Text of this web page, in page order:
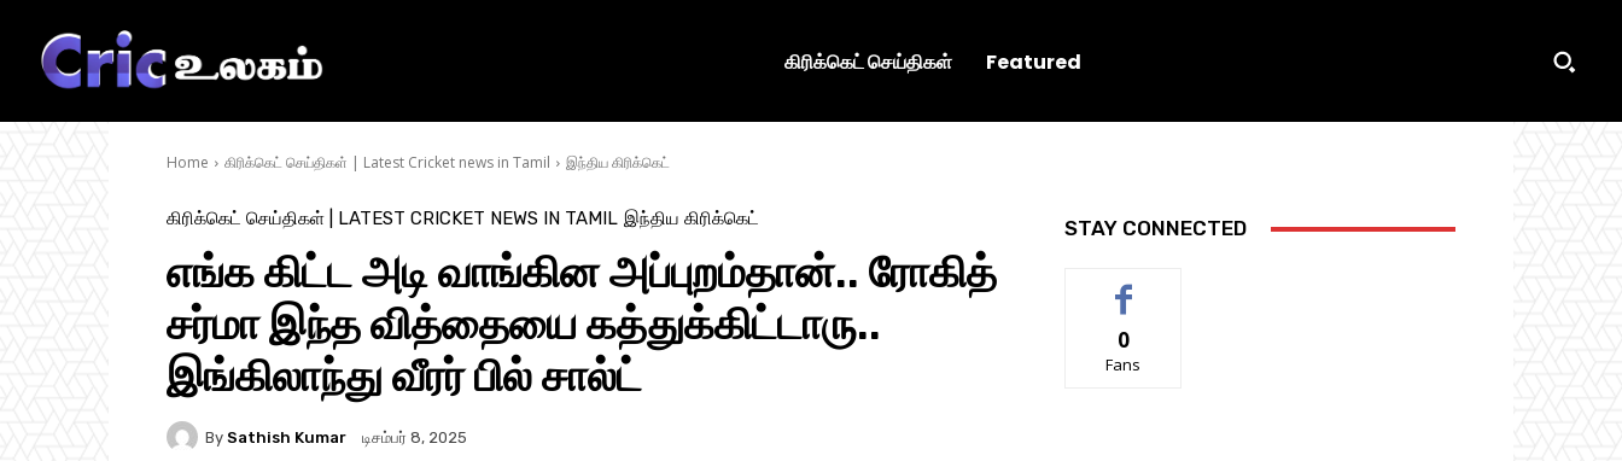
கிரிக்கெட் செய்திகள் Featured
Home கிரிக்கெட் செய்திகள் | Latest Cricket news in Tamil இந்திய கிரிக்கெட்
கிரிக்கெட் செய்திகள் | LATEST CRICKET NEWS IN TAMIL இந்திய கிரிக்கெட்
எங்க கிட்ட அடி வாங்கின அப்புறம்தான்.. ரோகித்
சர்மா இந்த வித்தையை கத்துக்கிட்டாரு..
இங்கிலாந்து வீரர் பில் சால்ட்
By Sathish Kumar டிசம்பர் 8, 2025
STAY CONNECTED
0
Fans